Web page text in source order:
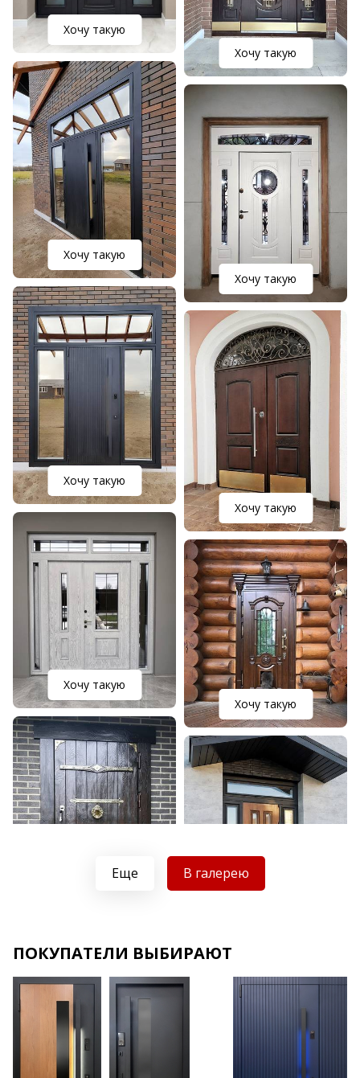
Хочу такую
Хочу такую
Хочу такую
Хочу такую
Хочу такую
Хочу такую
Хочу такую
Хочу такую
Еще В галерею
ПОКУПАТЕЛИ ВЫБИРАЮТ